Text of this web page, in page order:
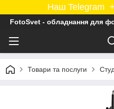
Наш Telegram
FotoSvet - обладнання для
Товари та послуги